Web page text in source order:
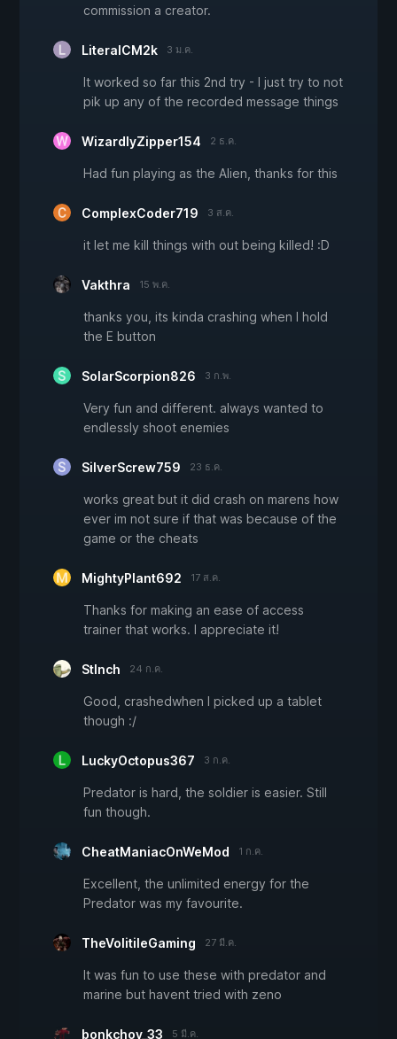
commission a creator.
LiteralCM2k 3 ม.ค.
It worked so far this 2nd try - I just try to not
pik up any of the recorded message things
WizardlyZipper154 2 ธ.ค.
Had fun playing as the Alien, thanks for this
ComplexCoder719 3 ส.ค.
it let me kill things with out being killed! :D
Vakthra 15 พ.ค.
thanks you, its kinda crashing when I hold
the E button
SolarScorpion826 3 ก.พ.
Very fun and different. always wanted to
endlessly shoot enemies
SilverScrew759 23 ธ.ค.
works great but it did crash on marens how
ever im not sure if that was because of the
game or the cheats
MightyPlant692 17 ส.ค.
Thanks for making an ease of access
trainer that works. I appreciate it!
Stlnch 24 ก.ค.
Good, crashedwhen I picked up a tablet
though :/
LuckyOctopus367 3 ก.ค.
Predator is hard, the soldier is easier. Still
fun though.
CheatManiacOnWeMod 1 ก.ค.
Excellent, the unlimited energy for the
Predator was my favourite.
TheVolitileGaming 27 มี.ค.
It was fun to use these with predator and
marine but havent tried with zeno
bonkchoy_33 5 มี.ค.